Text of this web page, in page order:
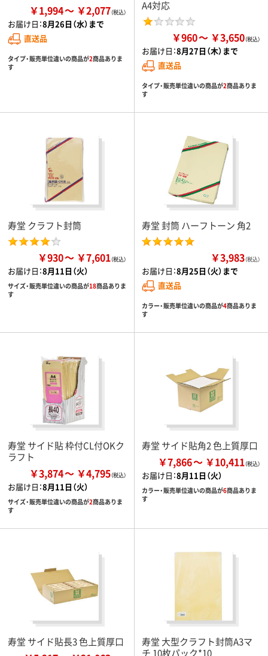
￥1,994 ￥2,077
お届け日：8月26日（水）まで
直送品
タイプ・販売単位違いの商品が2商品ありま
す
A4対応
￥960 ￥3,650
お届け日：8月27日（木）まで
直送品
タイプ・販売単位違いの商品が2商品ありま
す
寿堂 クラフト封筒
￥930 ￥7,601
お届け日：8月11日（火）
サイズ・販売単位違いの商品が18商品ありま
す
寿堂 封筒 ハーフトーン 角2
￥3,983（税込）
お届け日：8月25日（火）まで
直送品
カラー・販売単位違いの商品が4商品ありま
す
寿堂 サイド貼 枠付CL付OKク
ラフト
￥3,874 ￥4,795
お届け日：8月11日（火）
サイズ・販売単位違いの商品が2商品ありま
す
寿堂 サイド貼角2 色上質厚口
￥7,866 ￥10,411
お届け日：8月11日（火）
カラー・販売単位違いの商品が6商品ありま
す
寿堂 サイド貼長3 色上質厚口
寿堂 大型クラフト封筒A3マ
チ 10枚パック*10